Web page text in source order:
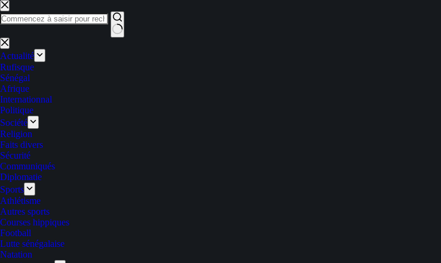
Passer
au
contenu
Aucun
résultat
Actualité
Rufisque
Sénégal
Afrique
Internationnal
Politique
Société
Religion
Faits divers
Sécurité
Communiqués
Diplomatie
Sports
Athlétisme
Autres sports
Courses hippiques
Football
Lutte sénégalaise
Natation